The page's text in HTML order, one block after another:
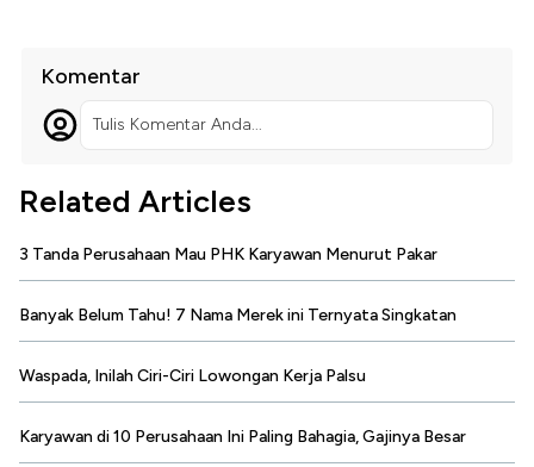
Komentar
Tulis Komentar Anda...
Related Articles
3 Tanda Perusahaan Mau PHK Karyawan Menurut Pakar
Banyak Belum Tahu! 7 Nama Merek ini Ternyata Singkatan
Waspada, Inilah Ciri-Ciri Lowongan Kerja Palsu
Karyawan di 10 Perusahaan Ini Paling Bahagia, Gajinya Besar